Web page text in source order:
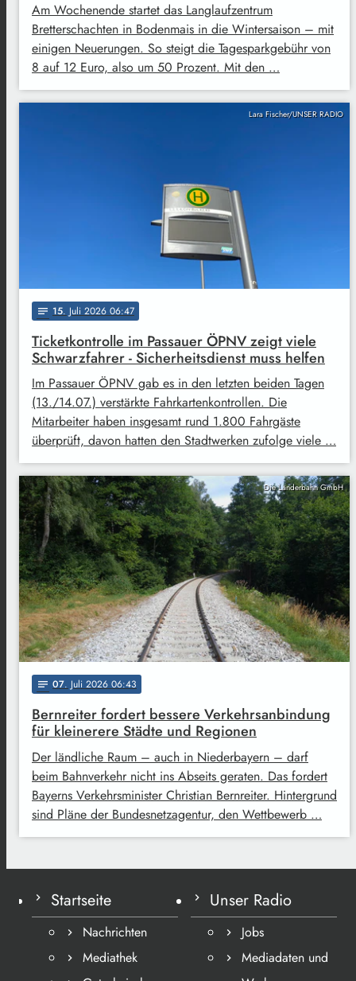
Am Wochenende startet das Langlaufzentrum
Bretterschachten in Bodenmais in die Wintersaison – mit
einigen Neuerungen. So steigt die Tagesparkgebühr von
8 auf 12 Euro, also um 50 Prozent. Mit den …
Lara Fischer/UNSER RADIO
notes 15. Juli 2026 06:47
Ticketkontrolle im Passauer ÖPNV zeigt viele
Schwarzfahrer - Sicherheitsdienst muss helfen
Im Passauer ÖPNV gab es in den letzten beiden Tagen
(13./14.07.) verstärkte Fahrkartenkontrollen. Die
Mitarbeiter haben insgesamt rund 1.800 Fahrgäste
überprüft, davon hatten den Stadtwerken zufolge viele …
Die Länderbahn GmbH
notes 07. Juli 2026 06:43
Bernreiter fordert bessere Verkehrsanbindung
für kleinerere Städte und Regionen
Der ländliche Raum – auch in Niederbayern – darf
beim Bahnverkehr nicht ins Abseits geraten. Das fordert
Bayerns Verkehrsminister Christian Bernreiter. Hintergrund
sind Pläne der Bundesnetzagentur, den Wettbewerb …
Startseite
Nachrichten
Mediathek
Unser Radio
Jobs
Mediadaten und